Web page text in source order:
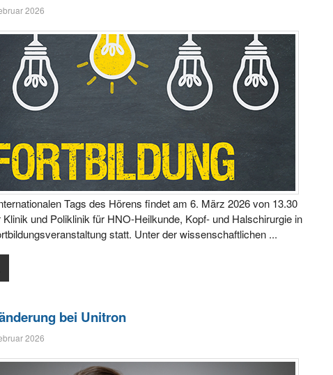
2026
Tags des Hörens findet am 6. März 2026 von 13.30
und Poliklinik für HNO-Heilkunde, Kopf- und Halschirurgie in
statt. Unter der wissenschaftlichen ...
bei Unitron
2026